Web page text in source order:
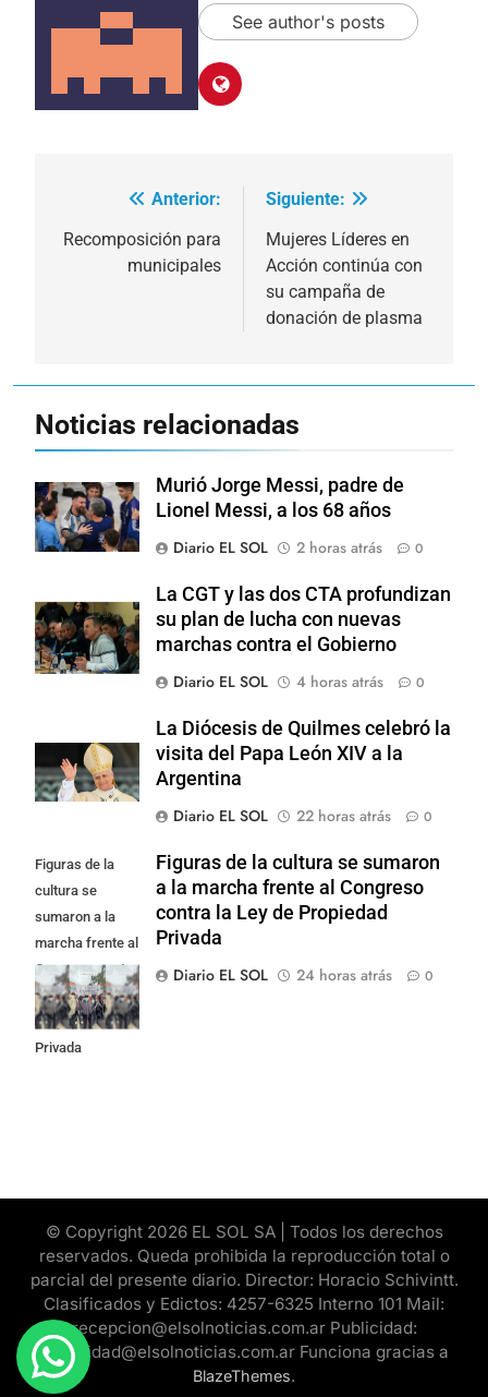
See author's posts
Navegación
de
Anterior:
Recomposición para
municipales
Siguiente:
Mujeres Líderes en
Acción continúa con
su campaña de
donación de plasma
Noticias relacionadas
Murió Jorge Messi, padre de
Lionel Messi, a los 68 años
Diario EL SOL
2 horas atrás 0
La CGT y las dos CTA profundizan
su plan de lucha con nuevas
marchas contra el Gobierno
Diario EL SOL
4 horas atrás 0
La Diócesis de Quilmes celebró la
visita del Papa León XIV a la
Argentina
Diario EL SOL
22 horas atrás 0
Figuras de la
cultura se
sumaron a la
marcha frente al
Congreso contra
la Ley de
Propiedad
Privada
Figuras de la cultura se sumaron
a la marcha frente al Congreso
contra la Ley de Propiedad
Privada
Diario EL SOL
24 horas atrás 0
© Copyright 2026 EL SOL SA | Todos los derechos
reservados. Queda prohibida la reproducción total o
parcial del presente diario. Director: Horacio Schivintt.
Clasificados y Edictos: 4257-6325 Interno 101 Mail:
recepcion@elsolnoticias.com.ar Publicidad:
publicidad@elsolnoticias.com.ar Funciona gracias a
BlazeThemes.